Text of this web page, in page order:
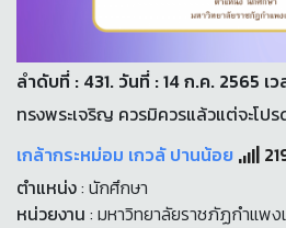
ลำดับที่ : 431. วันที่ : 14 ก.ค. 2565 เว
ทรงพระเจริญ ควรมิควรแล้วแต่จะโป
เกล้ากระหม่อม เกวลั ปานน้อย
ตำแหน่ง: นักศึกษา
หน่วยงาน : มหาวิทยาลัยราชภัฏกำแพง